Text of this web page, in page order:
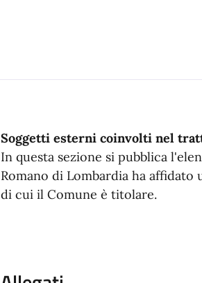
Soggetti esterni coinvolti nel
In questa sezione si pubblica
Romano di Lombardia ha
di cui il Comune è titolare.